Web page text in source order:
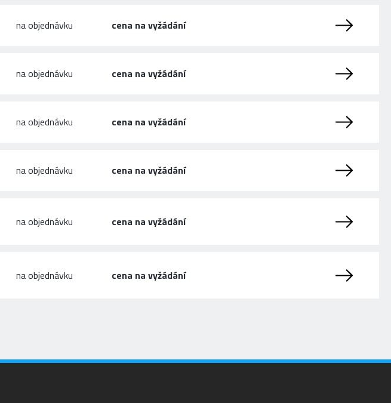
na objednávku cena na vyžádání
na objednávku cena na vyžádání
na objednávku cena na vyžádání
na objednávku cena na vyžádání
na objednávku cena na vyžádání
na objednávku cena na vyžádání